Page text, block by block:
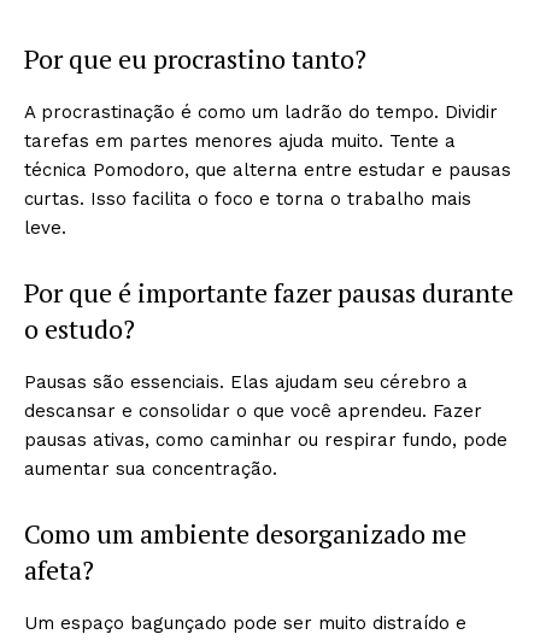
Por que eu procrastino tanto?
A procrastinação é como um ladrão do tempo. Dividir
tarefas em partes menores ajuda muito. Tente a
técnica Pomodoro, que alterna entre estudar e pausas
curtas. Isso facilita o foco e torna o trabalho mais
leve.
Por que é importante fazer pausas durante
o estudo?
Pausas são essenciais. Elas ajudam seu cérebro a
descansar e consolidar o que você aprendeu. Fazer
pausas ativas, como caminhar ou respirar fundo, pode
aumentar sua concentração.
Como um ambiente desorganizado me
afeta?
Um espaço bagunçado pode ser muito distraído e